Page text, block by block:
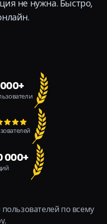
не нужна. Быстро,
000+
по всему